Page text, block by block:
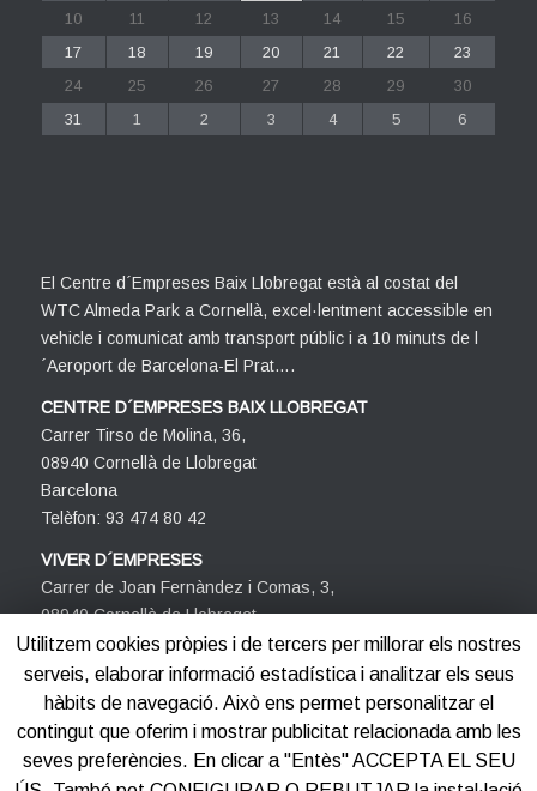
10
11 12 13 14 15
16
17
18 19 20 21 22
23
24
25 26 27 28 29
30
31
1 2 3 4 5 6
El Centre d´Empreses Baix Llobregat està al costat del
WTC Almeda Park a Cornellà, excel·lentment accessible en
vehicle i comunicat amb transport públic i a 10 minuts de l
´Aeroport de Barcelona-El Prat….
CENTRE D´EMPRESES BAIX LLOBREGAT
Carrer Tirso de Molina, 36,
08940 Cornellà de Llobregat
Barcelona
Telèfon: 93 474 80 42
VIVER D´EMPRESES
Carrer de Joan Fernàndez i Comas, 3,
08940 Cornellà de Llobregat
Barcelona
Telèfon: 93 474 80 42
Utilitzem cookies pròpies i de tercers per millorar els nostres
serveis, elaborar informació estadística i analitzar els seus
hàbits de navegació. Això ens permet personalitzar el
contingut que oferim i mostrar publicitat relacionada amb les
seves preferències. En clicar a "Entès" ACCEPTA EL SEU